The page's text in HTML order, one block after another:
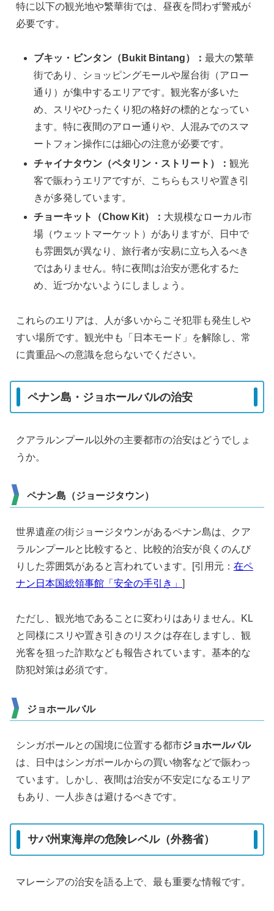
特に以下の観光地や繁華街では、昼夜を問わず警戒が
必要です。
ブキッ・ビンタン（Bukit Bintang）：最大の繁華
街であり、ショッピングモールや屋台街（アロー
通り）が集中するエリアです。観光客が多いた
め、スリやひったくり犯の格好の標的となってい
ます。特に夜間のアロー通りや、人混みでのスマ
ートフォン操作には細心の注意が必要です。
チャイナタウン（ペタリン・ストリート）：観光
客で賑わうエリアですが、こちらもスリや置き引
きが多発しています。
チョーキット（Chow Kit）： 大規模なローカル市
場（ウェットマーケット）がありますが、日中で
も雰囲気が異なり、旅行者が安易に立ち入るべき
ではありません。特に夜間は治安が悪化するた
め、近づかないようにしましょう。
これらのエリアは、人が多いからこそ犯罪も発生しや
すい場所です。観光中も「日本モード」を解除し、常
に貴重品への意識を怠らないでください。
ペナン島・ジョホールバルの治安
クアラルンプール以外の主要都市の治安はどうでしょ
うか。
ペナン島（ジョージタウン）
世界遺産の街ジョージタウンがあるペナン島は、クア
ラルンプールと比較すると、比較的治安が良くのんび
りした雰囲気があると言われています。[引用元： 在ペ
ナン日本国総領事館「安全の手引き」 ]
ただし、観光地であることに変わりはありません。KL
と同様にスリや置き引きのリスクは存在しますし、観
光客を狙った詐欺なども報告されています。基本的な
防犯対策は必須です。
ジョホールバル
シンガポールとの国境に位置する都市ジョホールバル
は、日中はシンガポールからの買い物客などで賑わっ
ています。しかし、夜間は治安が不安定になるエリア
もあり、一人歩きは避けるべきです。
サバ州東海岸の危険レベル（外務省）
マレーシアの治安を語る上で、最も重要な情報です。